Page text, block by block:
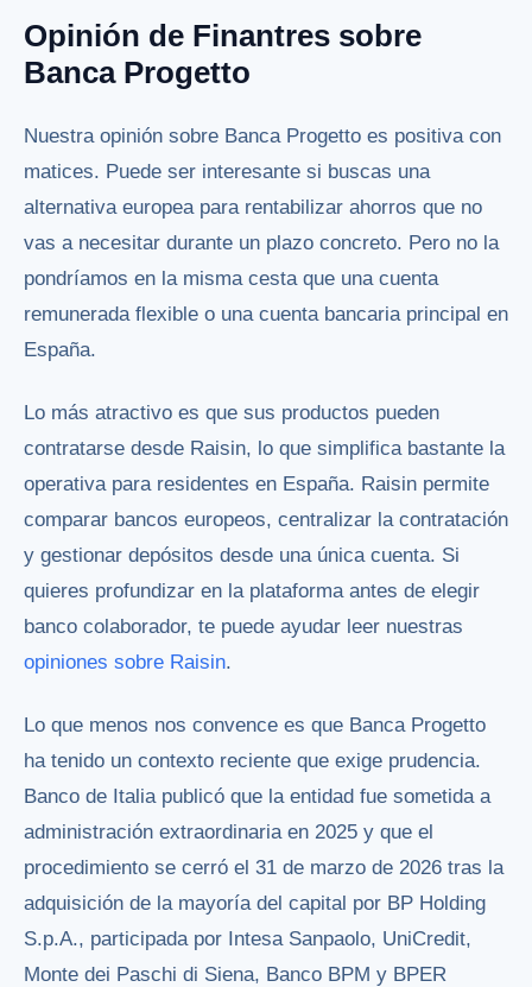
Opinión de Finantres sobre
Banca Progetto
Nuestra opinión sobre Banca Progetto es positiva con
matices. Puede ser interesante si buscas una
alternativa europea para rentabilizar ahorros que no
vas a necesitar durante un plazo concreto. Pero no la
pondríamos en la misma cesta que una cuenta
remunerada flexible o una cuenta bancaria principal en
España.
Lo más atractivo es que sus productos pueden
contratarse desde Raisin, lo que simplifica bastante la
operativa para residentes en España. Raisin permite
comparar bancos europeos, centralizar la contratación
y gestionar depósitos desde una única cuenta. Si
quieres profundizar en la plataforma antes de elegir
banco colaborador, te puede ayudar leer nuestras
opiniones sobre Raisin.
Lo que menos nos convence es que Banca Progetto
ha tenido un contexto reciente que exige prudencia.
Banco de Italia publicó que la entidad fue sometida a
administración extraordinaria en 2025 y que el
procedimiento se cerró el 31 de marzo de 2026 tras la
adquisición de la mayoría del capital por BP Holding
S.p.A., participada por Intesa Sanpaolo, UniCredit,
Monte dei Paschi di Siena, Banco BPM y BPER